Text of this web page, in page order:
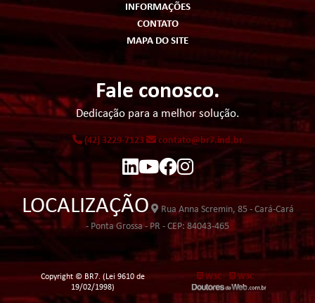
INFORMAÇÕES
CONTATO
MAPA DO SITE
Fale conosco.
Dedicação para a melhor solução.
(42) 3229-7123 contato@br7.ind.br
LOCALIZAÇÃO
Rua Anna Scremin, 85 - Cará-Cará
- Ponta Grossa - PR - CEP: 84043-465
Copyright © BR7. (Lei 9610 de
19/02/1998)
W3C W3C